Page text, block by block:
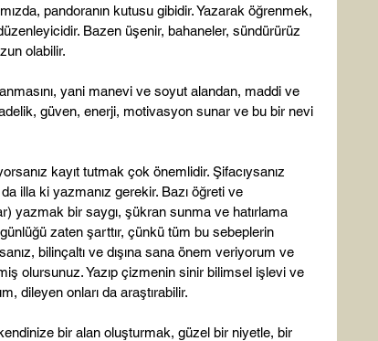
pandoranın kutusu gibidir. Yazarak öğrenmek,
Bazen üşenir, bahaneler, sündürürüz
olabilir.
yani manevi ve soyut alandan, maddi ve
güven, enerji, motivasyon sunar ve bu bir nevi
kayıt tutmak çok önemlidir. Şifacıysanız
illa ki yazmanız gerekir. Bazı öğreti ve
yazmak bir saygı, şükran sunma ve hatırlama
zaten şarttır, çünkü tüm bu sebeplerin
bilinçaltı ve dışına sana önem veriyorum ve
olursunuz. Yazıp çizmenin sinir bilimsel işlevi ve
dileyen onları da araştırabilir.
bir alan oluşturmak, güzel bir niyetle, bir